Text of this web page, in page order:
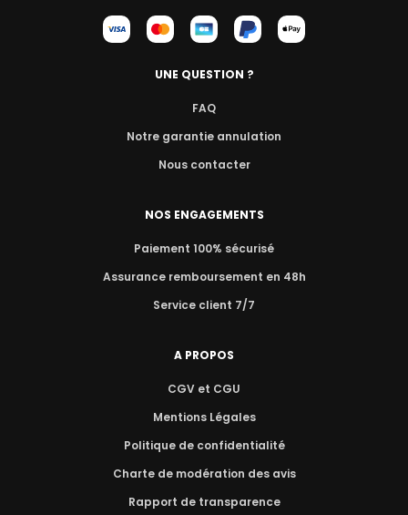
UNE QUESTION ?
FAQ
Notre garantie annulation
Nous contacter
NOS ENGAGEMENTS
Paiement 100% sécurisé
Assurance remboursement en 48h
Service client 7/7
A PROPOS
CGV et CGU
Mentions Légales
Politique de confidentialité
Charte de modération des avis
Rapport de transparence